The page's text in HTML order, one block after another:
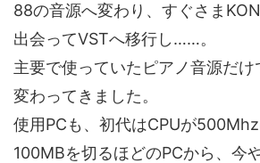
88の音源へ変わり、すぐさま
出会ってVSTへ移行し……。
主要で使っていたピアノ音源だ
変わってきました。
使用PCも、初代はCPUが
100MBを切るほどのPCから、今